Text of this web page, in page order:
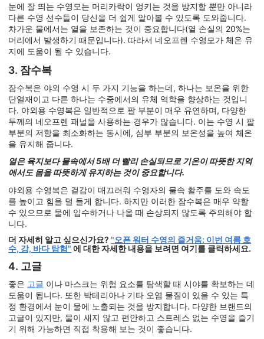
눈에 잘 띄는 수영모는 머리카락이 엉키는 것을 방지할 뿐만 아니라
다른 수영 선수들이 당신을 더 쉽게 알아볼 수 있도록 도와줍니다.
차가운 물에서는 열을 보존하는 것이 중요합니다(열 손실의 20%는
머리에서 발생하기 때문입니다). 따라서 네오프렌 수영모가 체온 유
지에 도움이 될 수 있습니다.
3. 잠수복
잠수복은 야외 수영 시 두 가지 기능을 하는데, 하나는 보온을 위한
단열재이고 다른 하나는 수중에서의 유체 역학을 향상하는 것입니
다. 야외용 수영복은 일반적으로 팔 부분이 매우 유연하며, 다양한
두께의 네오프렌 패널을 사용하는 경우가 많습니다. 이는 수영 시 팔
부분의 저항을 최소화하는 동시에, 심부 부분의 보온성을 높여 체온
을 유지해 줍니다.
열은 육지보다 물속에서 5배 더 빨리 손실되므로 기온이 따뜻한 지역
에서도 몸을 따뜻하게 유지하는 것이 중요합니다.
야외용 수영복은 겉감이 매끄러워 수영자의 물속 활주를 도와 속도
를 높이고 힘을 덜 들게 합니다. 하지만 이러한 잠수복은 매우 약할
수 있으므로 물에 입수하거나 나올 때 손상되지 않도록 주의해야 합
니다.
더 자세히 알고 싶으신가요? "오픈 워터 수영의 즐거움: 이번 여름 호
수, 강, 바다 탐험" 에 대한 자세한 내용을 보려면 여기를 클릭하세요.
4. 고글
좋은 고글 이나 마스크는 위험 요소를 탐색할 때 시야를 확보하는 데
도움이 됩니다. 또한 박테리아나 기타 오염 물질이 있을 수 있는 특
정 환경에서 눈이 물에 노출되는 것을 방지합니다. 다양한 브랜드의
고글이 있지만, 물이 새지 않고 편안하고 스트레스 없는 수영을 즐기
기 위해 가능하면 직접 착용해 보는 것이 좋습니다.